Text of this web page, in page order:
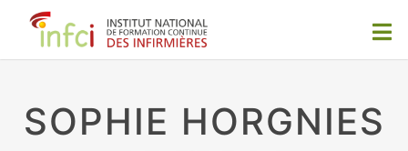
SOPHIE HORGNIES